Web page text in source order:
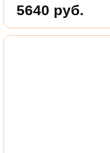
5640 руб.